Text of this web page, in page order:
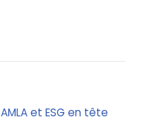
et ESG en tête